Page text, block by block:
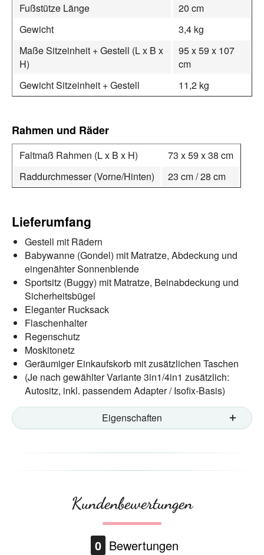
Fußstütze Länge
20 cm
Gewicht
3,4 kg
Maße Sitzeinheit + Gestell (L x B x
H)
95 x 59 x 107
cm
Gewicht Sitzeinheit + Gestell
11,2 kg
Rahmen und Räder
Faltmaß Rahmen (L x B x H)
73 x 59 x 38 cm
Raddurchmesser (Vorne/Hinten)
23 cm / 28 cm
Lieferumfang
Gestell mit Rädern
Babywanne (Gondel) mit Matratze, Abdeckung und
eingenähter Sonnenblende
Sportsitz (Buggy) mit Matratze, Beinabdeckung und
Sicherheitsbügel
Eleganter Rucksack
Flaschenhalter
Regenschutz
Moskitonetz
Geräumiger Einkaufskorb mit zusätzlichen Taschen
(Je nach gewählter Variante 3in1/4in1 zusätzlich:
Autositz, inkl. passendem Adapter / Isofix-Basis)
Eigenschaften
Kundenbewertungen
0 Bewertungen